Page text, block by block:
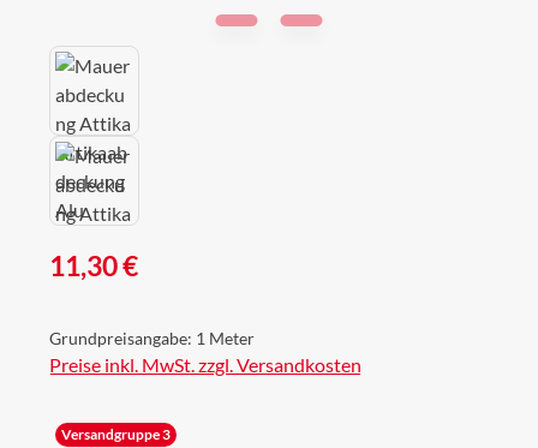
Regulärer Preis:
11,30 €
Grundpreisangabe: 1 Meter
Preise inkl. MwSt. zzgl. Versandkosten
Versandgruppe 3